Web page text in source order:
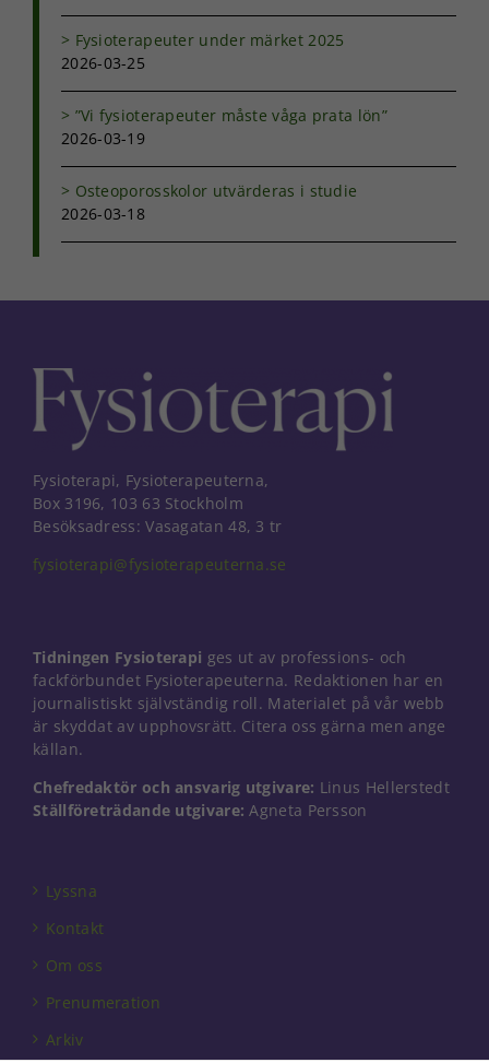
Fysioterapeuter under märket 2025
2026-03-25
”Vi fysioterapeuter måste våga prata lön”
2026-03-19
Osteoporosskolor utvärderas i studie
2026-03-18
Fysioterapi, Fysioterapeuterna,
Box 3196, 103 63 Stockholm
Besöksadress: Vasagatan 48, 3 tr
fysioterapi@fysioterapeuterna.se
Tidningen Fysioterapi ges ut av professions- och
fackförbundet Fysioterapeuterna. Redaktionen har en
journalistiskt självständig roll. Materialet på vår webb
är skyddat av upphovsrätt. Citera oss gärna men ange
källan.
Chefredaktör och ansvarig utgivare: Linus Hellerstedt
Ställföreträdande utgivare: Agneta Persson
Lyssna
Kontakt
Om oss
Prenumeration
Arkiv